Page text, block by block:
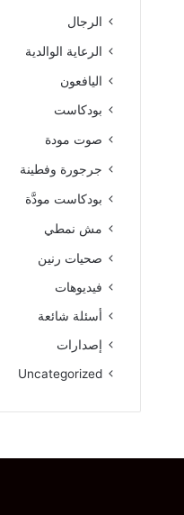
الرجال
الرعاية الوالدية
اليافعون
بودكاست
صوت مودة
جرجورة وفطينة
بودكاست مودَّة
مش نمطي
صحيات رنين
فيديوهات
أسئلة شائعة
إصدارات
Uncategorized